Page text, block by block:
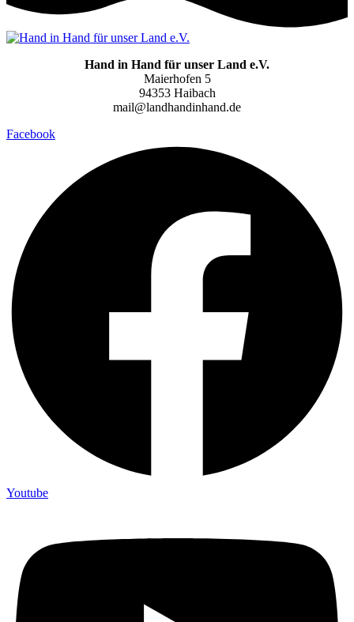
Hand in Hand für unser Land e.V.
Maierhofen 5
94353 Haibach
mail@landhandinhand.de
Facebook
Youtube